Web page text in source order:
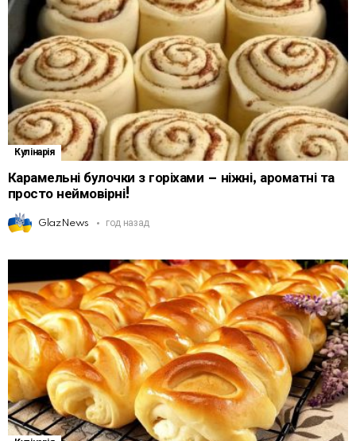
Кулінарія
Карамельні булочки з горіхами – ніжні, ароматні та
просто неймовірні!
GlazNews год назад